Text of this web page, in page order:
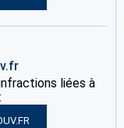
liées à